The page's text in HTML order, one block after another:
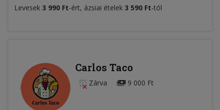
Levesek 3 990 Ft-ért, ázsiai ételek 3 590 Ft-tól
Carlos Taco
Zárva 9 000 Ft